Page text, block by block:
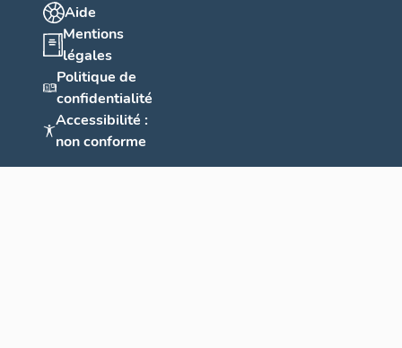
Aide
Mentions
légales
Politique de
confidentialité
Accessibilité :
non conforme